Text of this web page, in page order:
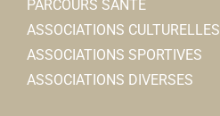
PARCOURS SANTÉ
ASSOCIATIONS CULTURELLES
ASSOCIATIONS SPORTIVES
ASSOCIATIONS DIVERSES